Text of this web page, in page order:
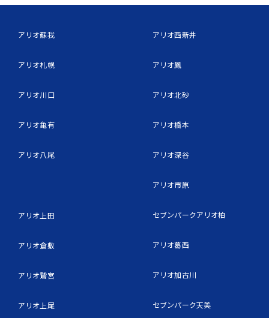
アリオ蘇我
アリオ札幌
アリオ川口
アリオ亀有
アリオ八尾
アリオ上田
アリオ倉敷
アリオ鷲宮
アリオ上尾
アリオ西新井
アリオ鳳
アリオ北砂
アリオ橋本
アリオ深谷
アリオ市原
セブンパークアリオ柏
アリオ葛西
アリオ加古川
セブンパーク天美